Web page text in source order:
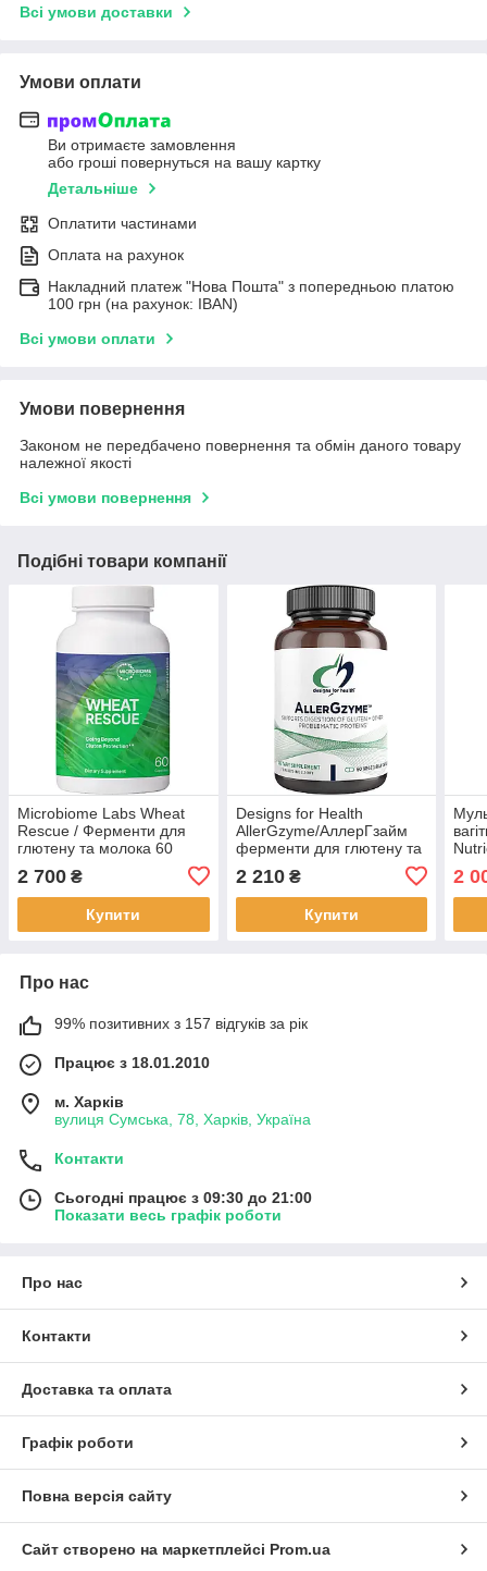
Всі умови доставки
Умови оплати
Ви отримаєте замовлення
або гроші повернуться на вашу картку
Детальніше
Оплатити частинами
Оплата на рахунок
Накладний платеж "Нова Пошта" з попередньою платою
100 грн (на рахунок: IBAN)
Всі умови оплати
Умови повернення
Законом не передбачено повернення та обмін даного товару
належної якості
Всі умови повернення
Подібні товари компанії
Microbiome Labs Wheat
Rescue / Ферменти для
глютену та молока 60
2 700 ₴
Купити
Designs for Health
AllerGzyme/АллерГзайм
ферменти для глютену та
капсул BX830
2 210₴
Купити
2
Про нас
99% позитивних з 157 відгуків за рік
Працює з 18.01.2010
м. Харків
вулиця Сумська, 78, Харків, Україна
Контакти
Сьогодні працює з 09:30 до 21:00
Показати весь графік роботи
Про нас
Контакти
Доставка та оплата
Графік роботи
Повна версія сайту
Сайт створено на маркетплейсі Prom.ua